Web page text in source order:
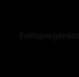
Politique